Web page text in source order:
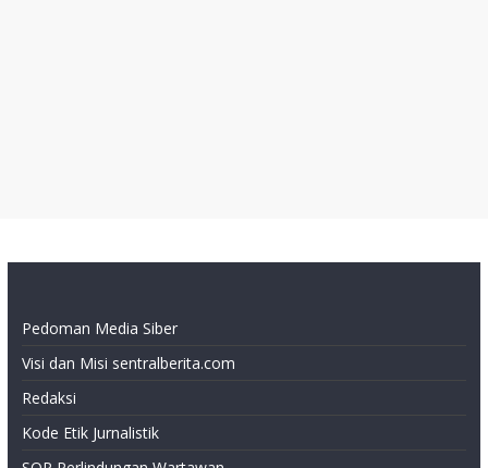
Pedoman Media Siber
Visi dan Misi sentralberita.com
Redaksi
Kode Etik Jurnalistik